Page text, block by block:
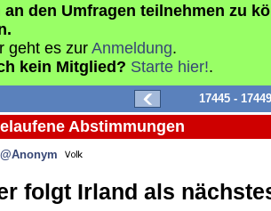
an den Umfragen teilnehmen zu
geht es zur Anmeldung.
kein Mitglied? Starte hier!.
17445 -
Abstimmungen
@Anonym
folgt Irland als